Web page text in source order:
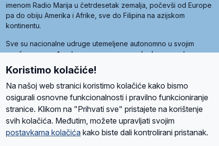
imenom Radio Marija u četrdesetak zemalja, počevši od Europe
pa do obiju Amerika i Afrike, sve do Filipina na azijskom
kontinentu.
Sve su nacionalne udruge utemeljene autonomno u svojim
zemljama, a međusobna su povezane preko krovne udruge
pod nazivom Svjetska obitelj Radio Marije (World Family of
Radio Maria). Svjetsku obitelj utemeljilo je sedam članica, među
kojima je i hrvatska Udruga Radio Marija.
O namaRadio ProgramVolonteriPrijateljiKontaktPravila privatnosti
Koristimo kolačiće!
Na našoj web stranici koristimo kolačiće kako bismo
osigurali osnovne funkcionalnosti i pravilno funkcioniranje
stranice. Klikom na "Prihvati sve" pristajete na korištenje
svih kolačića. Međutim, možete upravljati svojim
postavkama kolačića kako biste dali kontrolirani pristanak.